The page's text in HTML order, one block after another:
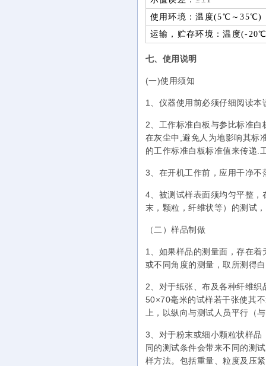
使用环境：温度(5℃～35℃)
运输，贮存环境：温度(-
七、使用说明
(一)使用须知
1、仪器使用前必须仔细阅读
2、工作标准白板与参比标准
在灰尘中,避免人为地影响其标
的工作标准白板标准值来传递.
3、在开机工作前，应用干净
4、被测试样表面须均匀平整
末，颗粒，纤维状等）的测试
（二）样品制做
1、如果样品的测量面，存在
或不同角度的测量，取所测得
2、对于纸张、布及各种纤维
50×70毫米的试样若干张使其
上，以纵向与测试人员平行（
3、对于粉末或细小颗粒状样
同的测试条件会带来不同的测
样方法。包括重量、粒度及压